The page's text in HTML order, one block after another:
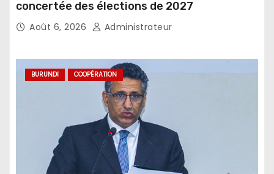
concertée des élections de 2027
Août 6, 2026 Administrateur
BURUNDI COOPÉRATION